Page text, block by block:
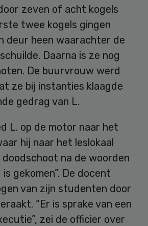
zeven of acht kogels
twee kogels gingen
deur heen waarachter de
Daarna is ze nog
De buurvrouw werd
ze bij instanties klaagde
gedrag van L.
L. op de motor naar het
hij naar het leslokaal
doodschoot na de woorden
gekomen”. De docent
van zijn studenten door
“Er is sprake van een
zei de officier over